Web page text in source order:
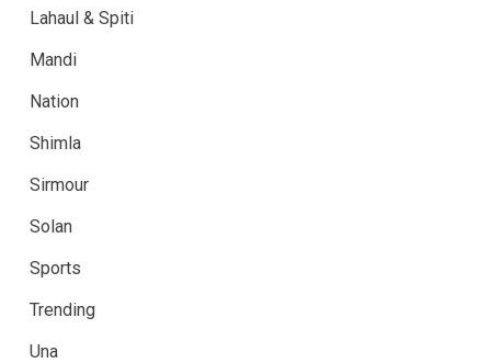
Lahaul & Spiti
Mandi
Nation
Shimla
Sirmour
Solan
Sports
Trending
Una